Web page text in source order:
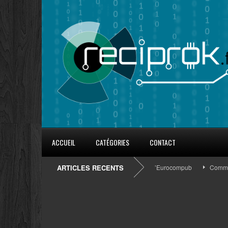
ACCUEIL CATÉGORIES CONTACT
ARTICLES RECENTS
8 conseils pour fidéliser avec les goodies d’Eurocompub